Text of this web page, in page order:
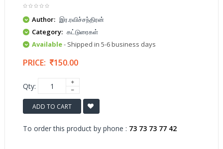
Author: இர.ரவிச்சந்திரன்
Category: கட்டுரைகள்
Available- Shipped in 5-6 business days
PRICE: 150.00
Qty:
ADD TO CART
To order this product by phone : 73 73 73 77 42